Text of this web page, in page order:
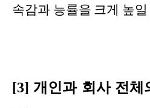
속감과 능률을 크게 높
[3] 개인과 회사 전체